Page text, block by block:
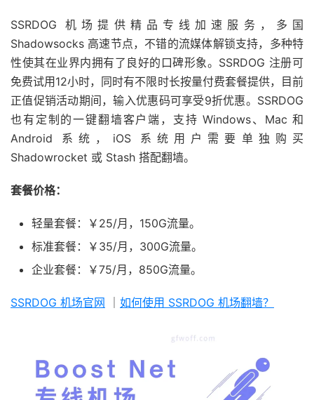
SSRDOG 机场提供精品专线加速服务，多国
Shadowsocks 高速节点，不错的流媒体解锁支持，多种特
性使其在业界内拥有了良好的口碑形象。SSRDOG 注册可
免费试用12小时，同时有不限时长按量付费套餐提供，目前
正值促销活动期间，输入优惠码可享受9折优惠。SSRDOG
也有定制的一键翻墙客户端，支持 Windows、Mac 和
Android 系统，iOS 系统用户需要单独购买
Shadowrocket 或 Stash 搭配翻墙。
套餐价格：
轻量套餐：￥25/月，150G流量。
标准套餐：￥35/月，300G流量。
企业套餐：￥75/月，850G流量。
SSRDOG 机场官网 如何使用 SSRDOG 机场翻墙？